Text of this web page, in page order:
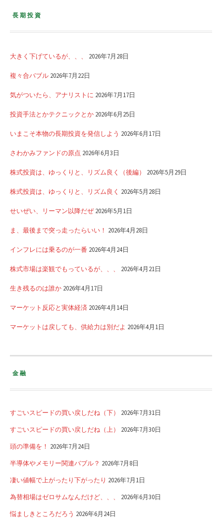
長期投資
大きく下げているが、、、 2026年7月28日
複々合バブル 2026年7月22日
気がついたら、アナリストに 2026年7月17日
投資手法とかテクニックとか 2026年6月25日
いまこそ本物の長期投資を発信しよう 2026年6月17日
さわかみファンドの原点 2026年6月3日
株式投資は、ゆっくりと、リズム良く（後編） 2026年5月29日
株式投資は、ゆっくりと、リズム良く 2026年5月28日
せいぜい、リーマン以降だぜ2026年5月1日
ま、最後まで突っ走ったらいい！ 2026年4月28日
インフレには乗るのが一番 2026年4月24日
株式市場は楽観でもっているが、、、 2026年4月21日
生き残るのは誰か 2026年4月17日
マーケット反応と実体経済 2026年4月14日
マーケットは戻しても、供給力は別だよ 2026年4月1日
金融
すごいスピードの買い戻しだね（下） 2026年7月31日
すごいスピードの買い戻しだね（上） 2026年7月30日
頭の準備を！ 2026年7月24日
半導体やメモリー関連バブル？ 2026年7月8日
凄い値幅で上がったり下がったり 2026年7月1日
為替相場はゼロサムなんだけど、、、 2026年6月30日
悩ましきところだろう 2026年6月24日